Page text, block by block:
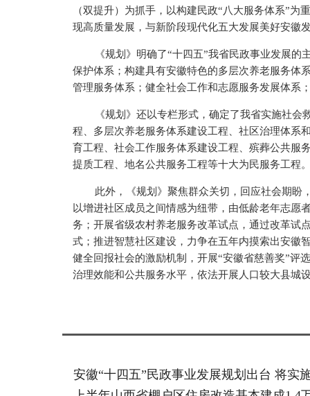
（双提升）为抓手，以构建民政“八大服务体系”
现高质量发展，与新阶段现代化五大发展美好安徽
《规划》明确了“十四五”我省民政事业发展
保护体系；构建具有安徽特色的多层次养老服务体
管理服务体系；健全社会工作和志愿服务发展体系
《规划》还以专栏形式，确定了我省实施社
程、多层次养老服务体系建设工程、社区治理体系
育工程、社会工作服务体系建设工程、殡葬公共服
提质工程、地名公共服务工程等十大为民服务工程
此外，《规划》聚焦群众关切，回应社会期盼
以增进社区成员之间情感为纽带，由低龄老年志愿
务；开展省级农村养老服务改革试点，通过改革试
式；推进智慧社区建设，力争在五年内摸索出安徽
健全回报社会的激励机制，开展“安徽省慈善奖”评
治理效能和公共服务水平，依法开展人口较大县城
安徽“十四五”民政事业发展规划出台 将实